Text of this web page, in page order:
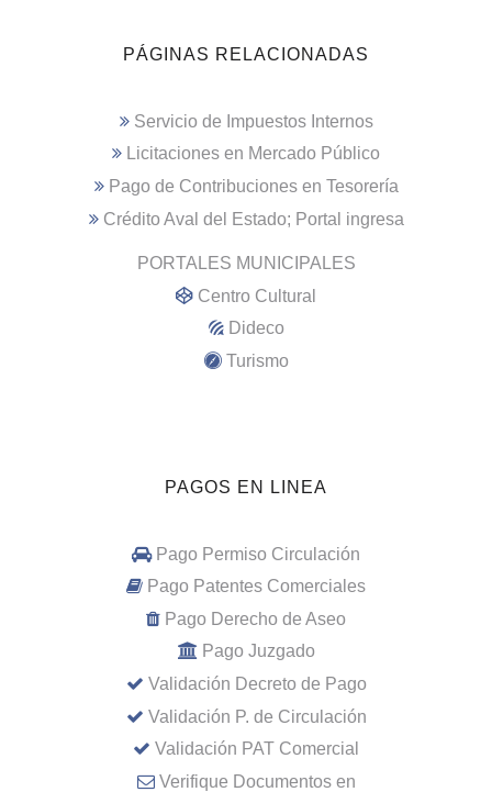
PÁGINAS RELACIONADAS
Servicio de Impuestos Internos
Licitaciones en Mercado Público
Pago de Contribuciones en Tesorería
Crédito Aval del Estado; Portal ingresa
PORTALES MUNICIPALES
Centro Cultural
Dideco
Turismo
PAGOS EN LINEA
Pago Permiso Circulación
Pago Patentes Comerciales
Pago Derecho de Aseo
Pago Juzgado
Validación Decreto de Pago
Validación P. de Circulación
Validación PAT Comercial
Verifique Documentos en